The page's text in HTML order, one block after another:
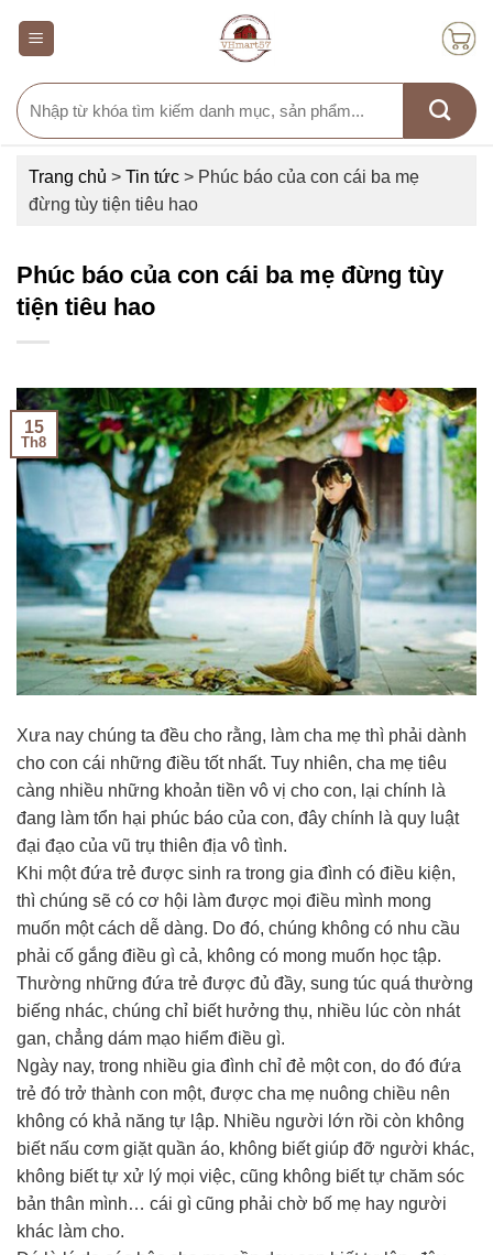
Search
for:
Trang chủ > Tin tức > Phúc báo của con cái ba mẹ
đừng tùy tiện tiêu hao
Phúc báo của con cái ba mẹ đừng tùy
tiện tiêu hao
15
Th8
Xưa nay chúng ta đều cho rằng, làm cha mẹ thì phải dành
cho con cái những điều tốt nhất. Tuy nhiên, cha mẹ tiêu
càng nhiều những khoản tiền vô vị cho con, lại chính là
đang làm tổn hại phúc báo của con, đây chính là quy luật
đại đạo của vũ trụ thiên địa vô tình.
Khi một đứa trẻ được sinh ra trong gia đình có điều kiện,
thì chúng sẽ có cơ hội làm được mọi điều mình mong
muốn một cách dễ dàng. Do đó, chúng không có nhu cầu
phải cố gắng điều gì cả, không có mong muốn học tập.
Thường những đứa trẻ được đủ đầy, sung túc quá thường
biếng nhác, chúng chỉ biết hưởng thụ, nhiều lúc còn nhát
gan, chẳng dám mạo hiểm điều gì.
Ngày nay, trong nhiều gia đình chỉ đẻ một con, do đó đứa
trẻ đó trở thành con một, được cha mẹ nuông chiều nên
không có khả năng tự lập. Nhiều người lớn rồi còn không
biết nấu cơm giặt quần áo, không biết giúp đỡ người khác,
không biết tự xử lý mọi việc, cũng không biết tự chăm sóc
bản thân mình… cái gì cũng phải chờ bố mẹ hay người
khác làm cho.